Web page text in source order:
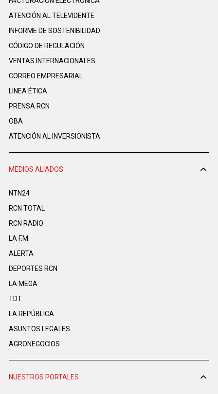
ATENCIÓN AL TELEVIDENTE
INFORME DE SOSTENIBILIDAD
CÓDIGO DE REGULACIÓN
VENTAS INTERNACIONALES
CORREO EMPRESARIAL
LINEA ÉTICA
PRENSA RCN
OBA
ATENCIÓN AL INVERSIONISTA
MEDIOS ALIADOS
NTN24
RCN TOTAL
RCN RADIO
LA F.M.
ALERTA
DEPORTES RCN
LA MEGA
TDT
LA REPÚBLICA
ASUNTOS LEGALES
AGRONEGOCIOS
NUESTROS PORTALES